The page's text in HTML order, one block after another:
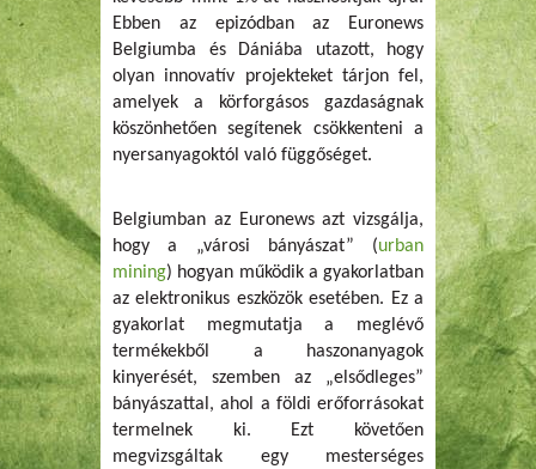
Ebben az epizódban az Euronews
Belgiumba és Dániába utazott, hogy
olyan innovatív projekteket tárjon fel,
amelyek a körforgásos gazdaságnak
köszönhetően segítenek csökkenteni a
nyersanyagoktól való függőséget.
Belgiumban az Euronews azt vizsgálja,
hogy a „városi bányászat” (urban
mining) hogyan működik a gyakorlatban
az elektronikus eszközök esetében. Ez a
gyakorlat megmutatja a meglévő
termékekből a haszonanyagok
kinyerését, szemben az „elsődleges”
bányászattal, ahol a földi erőforrásokat
termelnek ki. Ezt követően
megvizsgáltak egy mesterséges